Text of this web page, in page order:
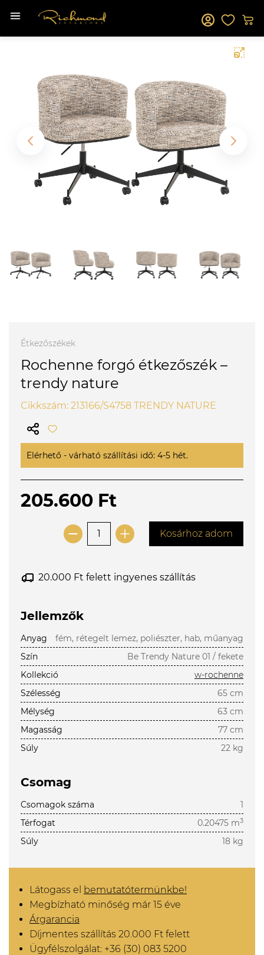
Étkezőszékek
Rochenne forgó étkezőszék –
trendy nature
Cikkszám: 213166/S4758 TRENDY NATURE
Elérhető - várható szállítási idő: 4-5 hét.
205.600 Ft
Kosárhoz adom
20.000 Ft felett ingyenes szállítás
Jellemzők
Anyag
fém, rétegelt lemez, poliészter, hab, műanyag
Szín
Be Trendy Nature 01 / fekete
Kollekció
w-rochenne
Szélesség
65 cm
Mélység
63 cm
Magasság
77 cm
Súly
22 kg
Csomag
Csomagok száma
1
Térfogat
0.20475 m3
Súly 18 kg
Látogass el bemutatótermünkbe!
Megbízható minőség már 15 éve
Árgarancia
Díjmentes szállítás 20.000 Ft felett
Ügyfélszolgálat: +36 (30) 083 5200